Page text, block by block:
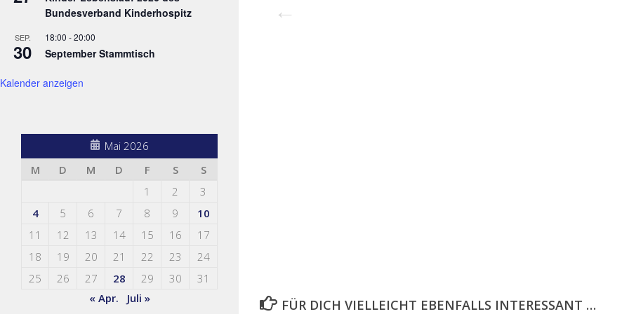
FÜR DICH VIELLEICHT EBENFALLS INTERESSANT …
Bundesverband Kinderhospitz
SEP.
30
18:00 -20:00
September Stammtisch
Kalender anzeigen
Mai 2026
M
D M D F S
S
1
2
3
4
5 6 7 8 9
10
11
12 13 14 15 16
17
18
19 20 21 22 23
24
25
26 27 28 29 30
31
« Apr.
Juli »